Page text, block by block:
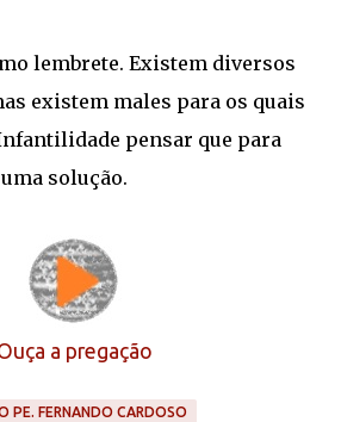
lembrete. Existem diversos
existem males para os quais
pensar que para
solução.
a pregação
PE. FERNANDO CARDOSO